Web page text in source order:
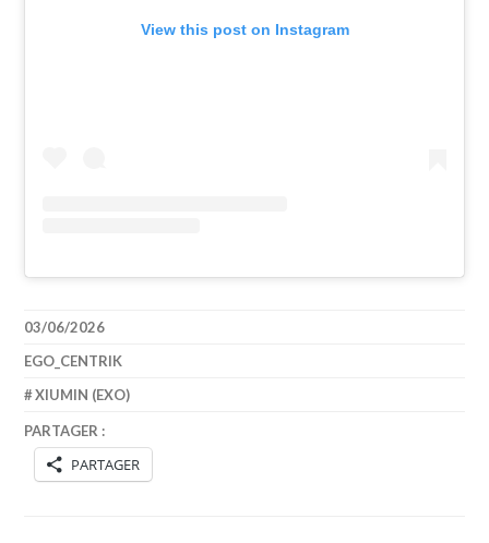
View this post on Instagram
03/06/2026
EGO_CENTRIK
XIUMIN (EXO)
PARTAGER :
PARTAGER